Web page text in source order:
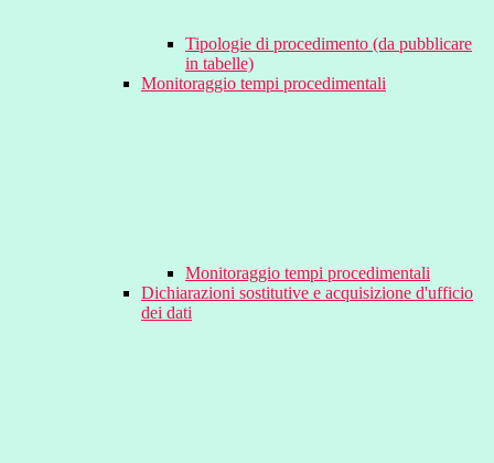
Tipologie di procedimento (da pubblicare
in tabelle)
Monitoraggio tempi procedimentali
Monitoraggio tempi procedimentali
Dichiarazioni sostitutive e acquisizione d'ufficio
dei dati